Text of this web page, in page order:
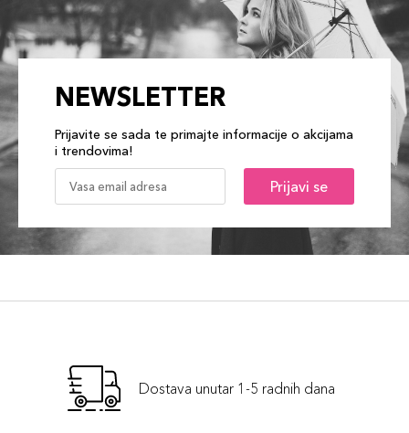
NEWSLETTER
Prijavite se sada te primajte informacije o akcijama
i trendovima!
Prijavi se
Dostava unutar 1-5 radnih dana